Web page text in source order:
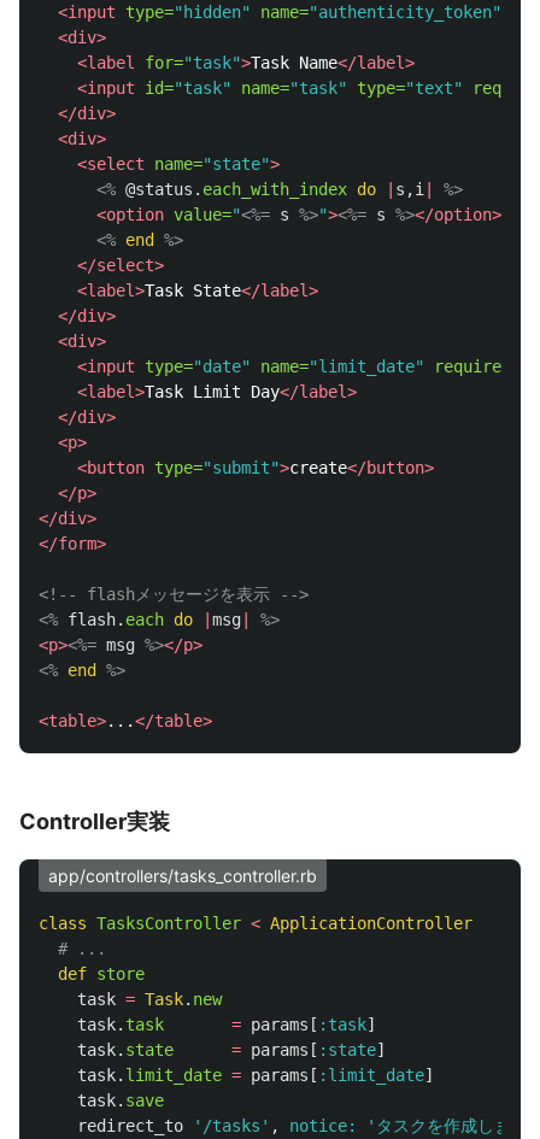
<input
type="hidden" name="authenticity_token"
<div>
<label
for="task">Task Name</label>
<input
id="task" name="task" type="text"
</div>
<div>
<select
name="state">
<% @status . each_with_index do s ,i
%>
<option value="<%= s %>"><%= s %></option>
<% end
%>
</select>
<label>Task State</label>
</div>
<div>
<input
type="date" name="limit_date" required
<label>Task Limit Day</label>
</div>
<p>
<button type="submit">create</button>
</p>
</div>
</form>
<!-- flashメッセージを表示 -->
<% flash. each do msg
%>
<p><%= msg %></p>
<% end %>
<table>...</table>
Controller実装
app/controllers/tasks_controller.rb
class TasksController < ApplicationController
# ...
def store
task = Task. new
task. task = params [ :task]
task. state = params [ :state]
task. limit_date = params [ :limit_date]
task. save
redirect_to
'/tasks' , notice:
'タスクを作成しまし